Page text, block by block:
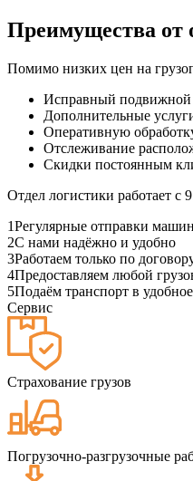
Преимущества от
Помимо низких цен на
Исправный подвижной
Дополнительные
Оперативную
Отслеживание
Скидки постоянным
Отдел логистики работает с
1Регулярные отправки машин
2С нами надёжно и удобно
3Работаем только по
4Предоставляем любой
5Подаём транспорт в
Сервис
Страхование грузов
Погрузочно-разгрузочные